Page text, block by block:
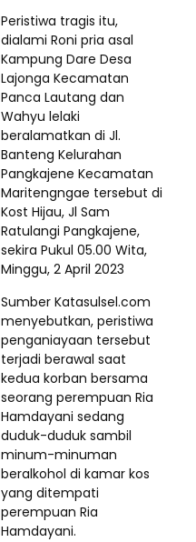
Peristiwa tragis itu,
dialami Roni pria asal
Kampung Dare Desa
Lajonga Kecamatan
Panca Lautang dan
Wahyu lelaki
beralamatkan di Jl.
Banteng Kelurahan
Pangkajene Kecamatan
Maritengngae tersebut di
Kost Hijau, Jl Sam
Ratulangi Pangkajene,
sekira Pukul 05.00 Wita,
Minggu, 2 April 2023
Sumber Katasulsel.com
menyebutkan, peristiwa
penganiayaan tersebut
terjadi berawal saat
kedua korban bersama
seorang perempuan Ria
Hamdayani sedang
duduk-duduk sambil
minum-minuman
beralkohol di kamar kos
yang ditempati
perempuan Ria
Hamdayani.